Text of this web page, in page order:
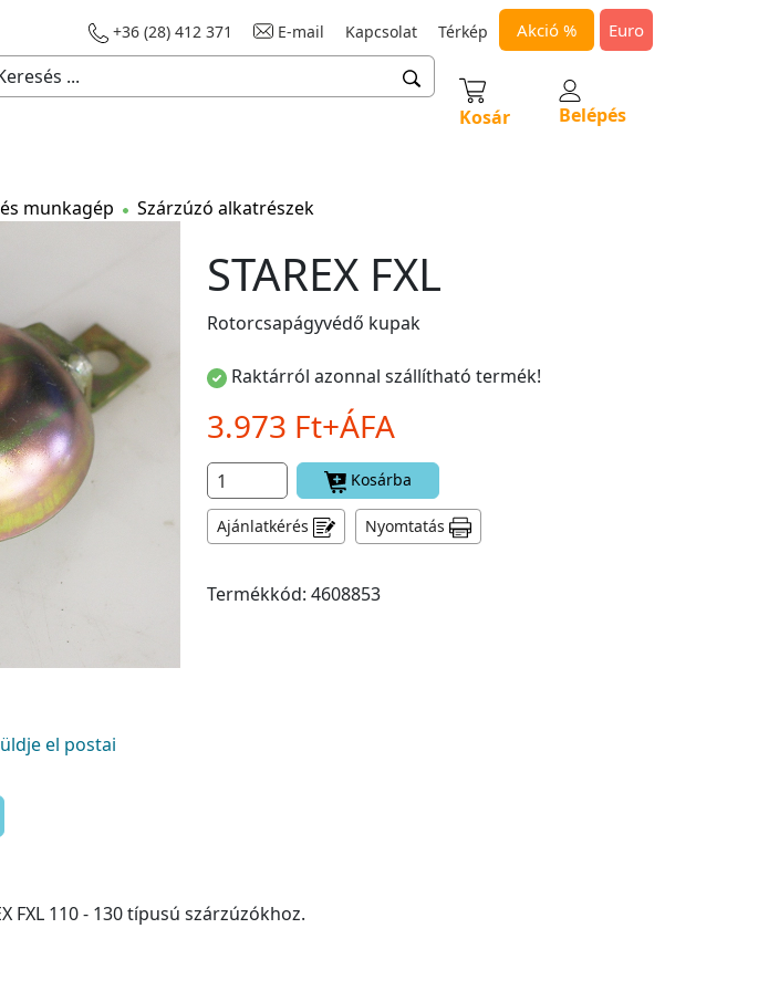
+36 (28) 412 371 E-mail Kapcsolat Térkép Akció % Euro
Kosár Belépés
munkagép Szárzúzó alkatrészek
el postai
STAREX FXL
Rotorcsapágyvédő kupak
Raktárról azonnal szállítható termék!
3.973 Ft+ÁFA
Kosárba
Ajánlatkérés Nyomtatás
Termékkód: 4608853
FXL 110 - 130 típusú szárzúzókhoz.